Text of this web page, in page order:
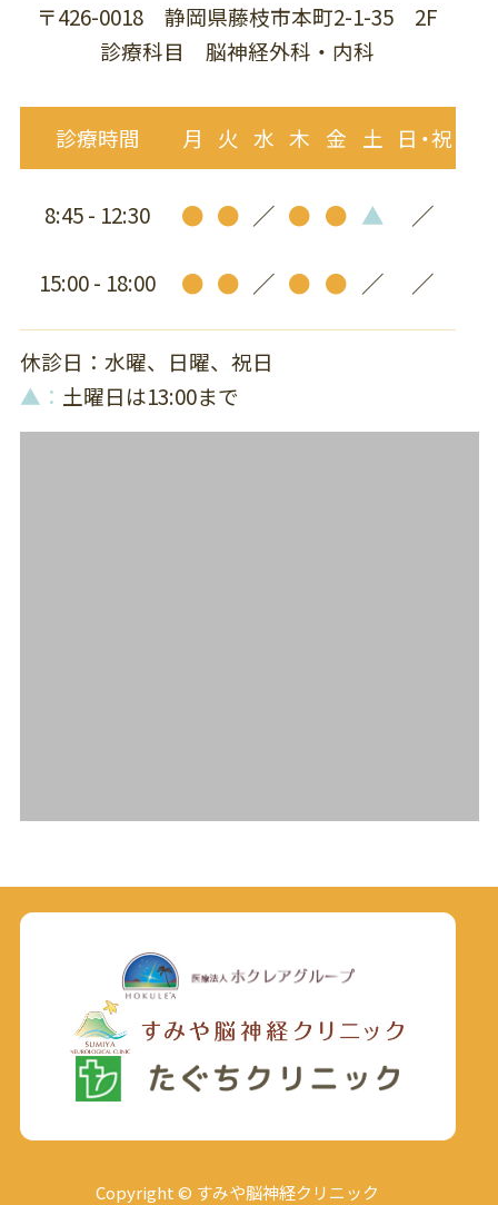
〒426-0018 静岡県藤枝市本町2-1-35 2F
診療科目 脳神経外科・内科
診療時間 月 火 水 木 金 土 日・祝
8:45 - 12:30 ● ● ／ ● ● ▲ ／
15:00 - 18:00 ● ● ／ ● ● ／ ／
休診日：水曜、日曜、祝日
▲： 土曜日は13:00まで
Copyright © すみや脳神経クリニック